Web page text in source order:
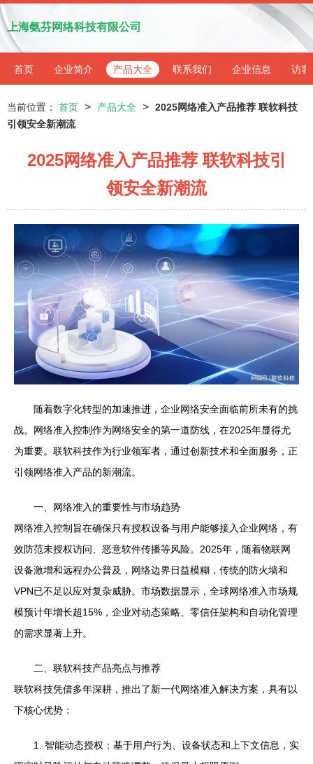
上海氨芬网络科技有限公司
首页 企业简介 产品大全 联系我们 企业信息 访客
当前位置： 首页 > 产品大全 > 2025网络准入产品推荐 联软科技
引领安全新潮流
2025网络准入产品推荐 联软科技引
领安全新潮流
随着数字化转型的加速推进，企业网络安全面临前所未有的挑
战。网络准入控制作为网络安全的第一道防线，在2025年显得尤
为重要。联软科技作为行业领军者，通过创新技术和全面服务，正
引领网络准入产品的新潮流。
一、网络准入的重要性与市场趋势
网络准入控制旨在确保只有授权设备与用户能够接入企业网络，有
效防范未授权访问、恶意软件传播等风险。2025年，随着物联网
设备激增和远程办公普及，网络边界日益模糊，传统的防火墙和
VPN已不足以应对复杂威胁。市场数据显示，全球网络准入市场规
模预计年增长超15%，企业对动态策略、零信任架构和自动化管理
的需求显著上升。
二、联软科技产品亮点与推荐
联软科技凭借多年深耕，推出了新一代网络准入解决方案，具有以
下核心优势：
1. 智能动态授权：基于用户行为、设备状态和上下文信息，实